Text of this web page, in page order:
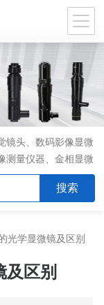
镜头、数码影像显微
测量仪器、金相显微
系统
光学显微镜及区别
及区别